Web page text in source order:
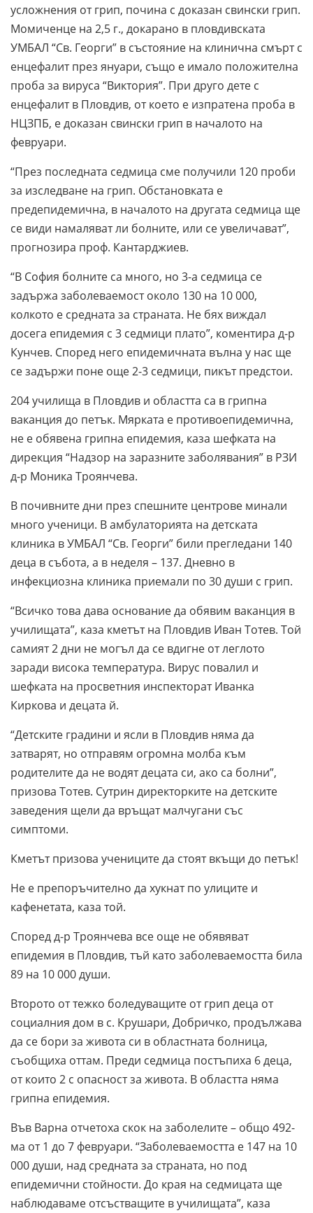
усложнения от грип, почина с доказан свински грип.
Момиченце на 2,5 г., докарано в пловдивската
УМБАЛ “Св. Георги” в състояние на клинична смърт с
енцефалит през януари, също е имало положителна
проба за вируса “Виктория”. При друго дете с
енцефалит в Пловдив, от което е изпратена проба в
НЦЗПБ, е доказан свински грип в началото на
февруари.
“През последната седмица сме получили 120 проби
за изследване на грип. Обстановката е
предепидемична, в началото на другата седмица ще
се види намаляват ли болните, или се увеличават”,
прогнозира проф. Кантарджиев.
“В София болните са много, но 3-а седмица се
задържа заболеваемост около 130 на 10 000,
колкото е средната за страната. Не бях виждал
досега епидемия с 3 седмици плато”, коментира д-р
Кунчев. Според него епидемичната вълна у нас ще
се задържи поне още 2-3 седмици, пикът предстои.
204 училища в Пловдив и областта са в грипна
ваканция до петък. Мярката е противоепидемична,
не е обявена грипна епидемия, каза шефката на
дирекция “Надзор на заразните заболявания” в РЗИ
д-р Моника Троянчева.
В почивните дни през спешните центрове минали
много ученици. В амбулаторията на детската
клиника в УМБАЛ “Св. Георги” били прегледани 140
деца в събота, а в неделя – 137. Дневно в
инфекциозна клиника приемали по 30 души с грип.
“Всичко това дава основание да обявим ваканция в
училищата”, каза кметът на Пловдив Иван Тотев. Той
самият 2 дни не могъл да се вдигне от леглото
заради висока температура. Вирус повалил и
шефката на просветния инспекторат Иванка
Киркова и децата й.
“Детските градини и ясли в Пловдив няма да
затварят, но отправям огромна молба към
родителите да не водят децата си, ако са болни”,
призова Тотев. Сутрин директорките на детските
заведения щели да връщат малчугани със
симптоми.
Кметът призова учениците да стоят вкъщи до петък!
Не е препоръчително да хукнат по улиците и
кафенетата, каза той.
Според д-р Троянчева все още не обявяват
епидемия в Пловдив, тъй като заболеваемостта била
89 на 10 000 души.
Второто от тежко боледуващите от грип деца от
социалния дом в с. Крушари, Добричко, продължава
да се бори за живота си в областната болница,
съобщиха оттам. Преди седмица постъпиха 6 деца,
от които 2 с опасност за живота. В областта няма
грипна епидемия.
Във Варна отчетоха скок на заболелите – общо 492-
ма от 1 до 7 февруари. “Заболеваемостта е 147 на 10
000 души, над средната за страната, но под
епидемични стойности. До края на седмицата ще
наблюдаваме отсъстващите в училищата”, каза